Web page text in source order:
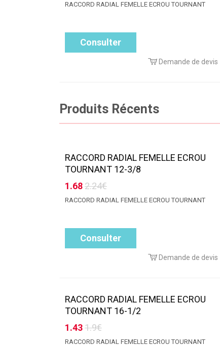
RACCORD RADIAL FEMELLE ECROU TOURNANT
Consulter
Demande de devis
Produits Récents
RACCORD RADIAL FEMELLE ECROU
TOURNANT 12-3/8
1.682.24€
RACCORD RADIAL FEMELLE ECROU TOURNANT
Consulter
Demande de devis
RACCORD RADIAL FEMELLE ECROU
TOURNANT 16-1/2
1.431.9€
RACCORD RADIAL FEMELLE ECROU TOURNANT